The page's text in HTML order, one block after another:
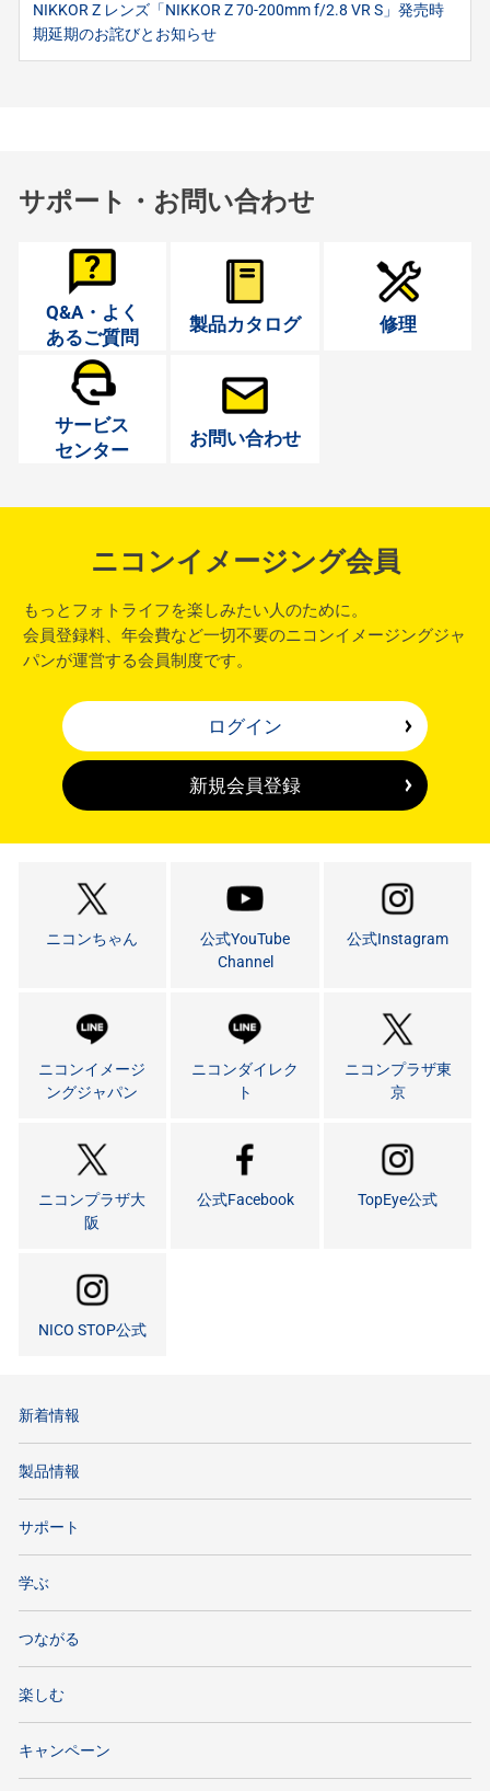
NIKKOR Z レンズ「NIKKOR Z 70-200mm f/2.8 VR S」発売時
期延期のお詫びとお知らせ
サポート・お問い合わせ
Q&A・よく
あるご質問
製品カタログ 修理
サービス
センター
お問い合わせ
ニコンイメージング会員
もっとフォトライフを楽しみたい人のために。
会員登録料、年会費など一切不要のニコンイメージングジャ
パンが運営する会員制度です。
ログイン
新規会員登録
ニコンちゃん
公式YouTube
Channel
公式Instagram
ニコンイメージ
ングジャパン
ニコンダイレク
ト
ニコンプラザ東
京
ニコンプラザ大
阪
公式Facebook TopEye公式
NICO STOP公式
新着情報
製品情報
サポート
学ぶ
つながる
楽しむ
キャンペーン